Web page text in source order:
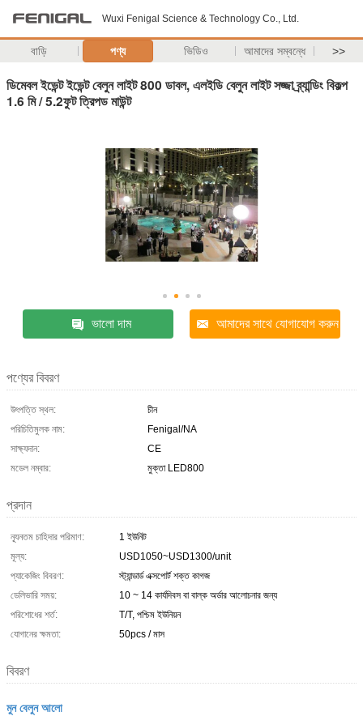
Wuxi Fenigal Science & Technology Co., Ltd.
বাড়ি পণ্য ভিডিও আমাদের সম্বন্ধে >>
ডিমেবল ইভেন্ট ইভেন্ট বেলুন লাইট 800 ডাবল, এলইডি বেলুন লাইট সজ্জা ব্র্যান্ডিং বিকল্প
1.6 মি / 5.2ফুট ত্রিপড মাউন্ট
ভালো দাম আমাদের সাথে যোগাযোগ করুন
পণ্যের বিবরণ
উৎপত্তি স্থল:
চীন
পরিচিতিমুলক নাম:
Fenigal/NA
সাক্ষ্যদান:
CE
মডেল নম্বার:
মুক্তা LED800
প্রদান
ন্যূনতম চাহিদার পরিমাণ:
1 ইউনিট
মূল্য:
USD1050~USD1300/unit
প্যাকেজিং বিবরণ:
স্ট্যান্ডার্ড এক্সপোর্ট শক্ত কাগজ
ডেলিভারি সময়:
10 ~ 14 কার্যদিবস বা বাল্ক অর্ডার আলোচনার জন্য
পরিশোধের শর্ত:
T/T, পশ্চিম ইউনিয়ন
যোগানের ক্ষমতা:
50pcs / মাস
বিবরণ
মুন বেলুন আলো